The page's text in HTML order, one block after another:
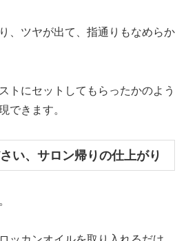
、ツヤが出て、指通りもなめらか
トにセットしてもらったかのよう
できます。
い、サロン帰りの仕上がり